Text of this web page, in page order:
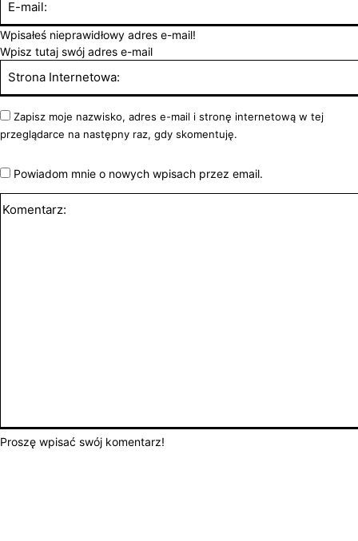
Proszę wpisać swój komentarz!
Wpisałeś nieprawidłowy adres e-mail!
Wpisz tutaj swój adres e-mail
Zapisz moje nazwisko, adres e-mail i stronę internetową w tej
przeglądarce na następny raz, gdy skomentuję.
Powiadom mnie o nowych wpisach przez email.